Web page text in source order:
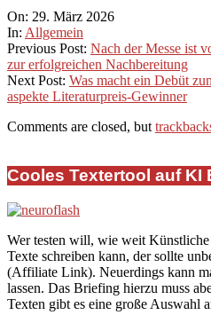
2026-
03-
29
On: 29. März 2026
In: Allgemein
Previous Post: Nach der Messe ist
zur erfolgreichen Nachbereitung
Next Post: Was macht ein Debüt
aspekte Literaturpreis-Gewinner
Comments are closed, but
Cooles Textertool auf KI
Wer testen will, wie weit
Texte schreiben kann, der sollte
(Affiliate Link). Neuerdings kann
lassen. Das Briefing hierzu muss
Texten gibt es eine große Auswahl